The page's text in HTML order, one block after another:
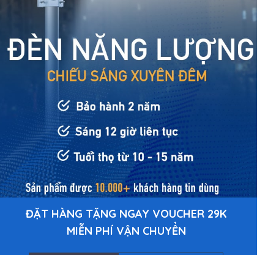
ĐẶT HÀNG TẶNG NGAY VOUCHER 29K
MIỄN PHÍ VẬN CHUYỂN